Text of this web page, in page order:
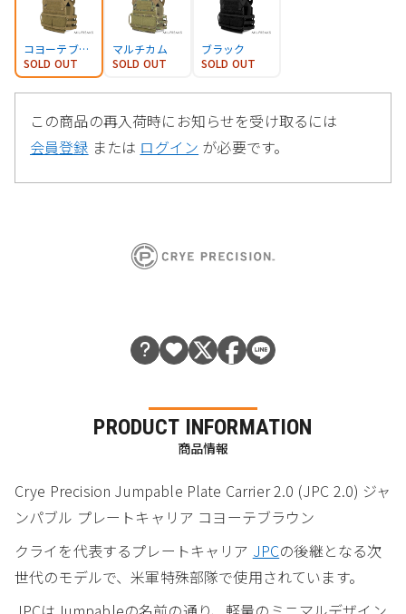
コヨーテブラウン
SOLD OUT
マルチカム
SOLD OUT
ブラック
SOLD OUT
この商品の再入荷時にお知らせを受け取るには
会員登録 または ログイン が必要です。
PRODUCT INFORMATION
商品情報
Crye Precision Jumpable Plate Carrier 2.0 (JPC 2.0) ジャ
ンパブル プレートキャリア コヨーテブラウン
クライを代表するプレートキャリア JPCの後継となる次
世代のモデルで、米軍特殊部隊で使用されています。